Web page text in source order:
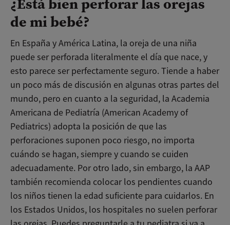
de mi bebé?
En España y América Latina, la oreja de una niña
puede ser perforada literalmente el día que nace, y
esto parece ser perfectamente seguro. Tiende a haber
un poco más de discusión en algunas otras partes del
mundo, pero en cuanto a la seguridad, la Academia
Americana de Pediatría (American Academy of
Pediatrics) adopta la posición de que las
perforaciones suponen poco riesgo, no importa
cuándo se hagan, siempre y cuando se cuiden
adecuadamente. Por otro lado, sin embargo, la AAP
también recomienda colocar los pendientes cuando
los niños tienen la edad suficiente para cuidarlos. En
los Estados Unidos, los hospitales no suelen perforar